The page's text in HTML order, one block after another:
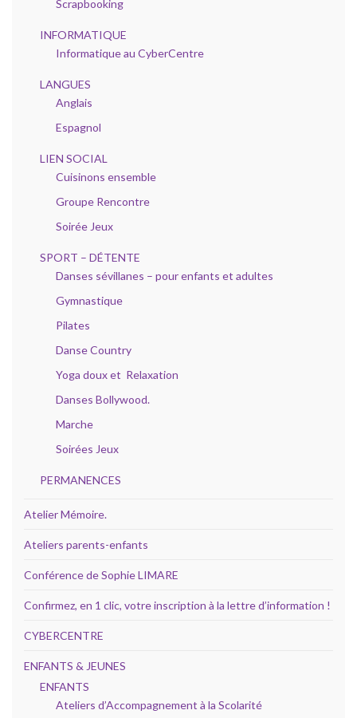
Scrapbooking
INFORMATIQUE
Informatique au CyberCentre
LANGUES
Anglais
Espagnol
LIEN SOCIAL
Cuisinons ensemble
Groupe Rencontre
Soirée Jeux
SPORT – DÉTENTE
Danses sévillanes – pour enfants et adultes
Gymnastique
Pilates
Danse Country
Yoga doux et Relaxation
Danses Bollywood.
Marche
Soirées Jeux
PERMANENCES
Atelier Mémoire.
Ateliers parents-enfants
Conférence de Sophie LIMARE
Confirmez, en 1 clic, votre inscription à la lettre d’information !
CYBERCENTRE
ENFANTS & JEUNES
ENFANTS
Ateliers d’Accompagnement à la Scolarité